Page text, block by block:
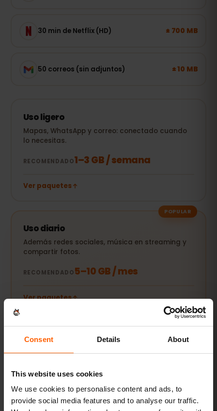
Consent Details About
This website uses cookies
We use cookies to personalise content and ads, to
provide social media features and to analyse our traffic.
30 min de Netflix (HD) ± 700 MB
50 correos (sin adjuntos) ± 10 MB
Uso ligero
Mapas, WhatsApp y correo: conectado cuando
lo necesitas.
RECOMENDADO1–3 GB / semana
Ver paquetes
POPULAR
Uso diario
Además redes sociales, música en streaming y
compartir fotos.
RECOMENDADO5–10 GB / mes
Ver paquetes
Streaming y hotspot
Vídeos, videollamadas y conexión para tu
20 GB+ o Ilimitado
Ver paquetes